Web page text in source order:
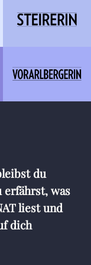
du
erfährst, was
liest und
dich